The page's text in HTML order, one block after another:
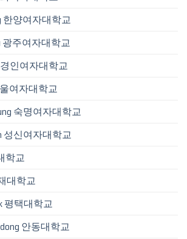
한양여자대학교
광주여자대학교
인여자대학교
여자대학교
숙명여자대학교
성신여자대학교
학교
대학교
평택대학교
안동대학교